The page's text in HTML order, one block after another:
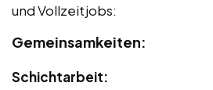
und Vollzeitjobs:
Gemeinsamkeiten:
Schichtarbeit: